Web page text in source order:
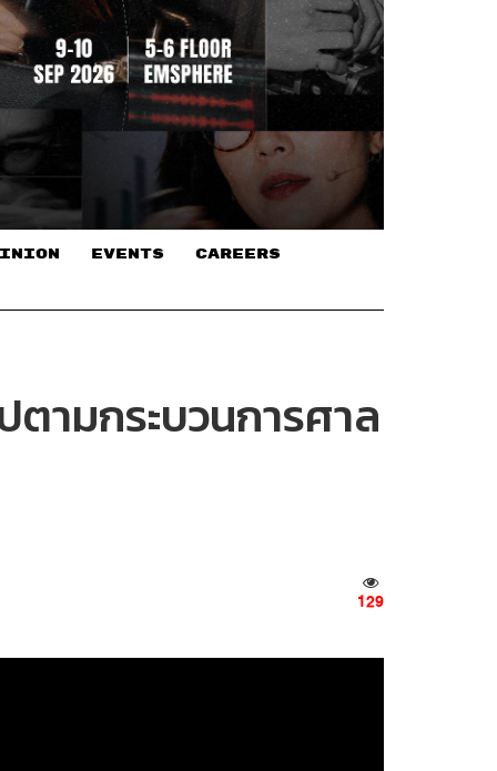
EVENTS CAREERS
ตามกระบวนการศาล
129